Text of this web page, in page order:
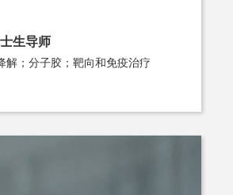
生导师
解；分子胶；靶向和免疫治疗